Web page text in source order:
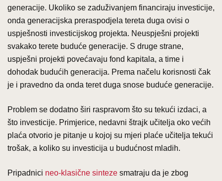
generacije. Ukoliko se zaduživanjem financiraju investicije,
onda generacijska preraspodjela tereta duga ovisi o
uspješnosti investicijskog projekta. Neuspješni projekti
svakako terete buduće generacije. S druge strane,
uspješni projekti povećavaju fond kapitala, a time i
dohodak budućih generacija. Prema načelu korisnosti čak
je i pravedno da onda teret duga snose buduće generacije.
Problem se dodatno širi raspravom što su tekući izdaci, a
što investicije. Primjerice, nedavni štrajk učitelja oko većih
plaća otvorio je pitanje u kojoj su mjeri plaće učitelja tekući
trošak, a koliko su investicija u budućnost mladih.
Pripadnici neo-klasične sinteze smatraju da je zbog